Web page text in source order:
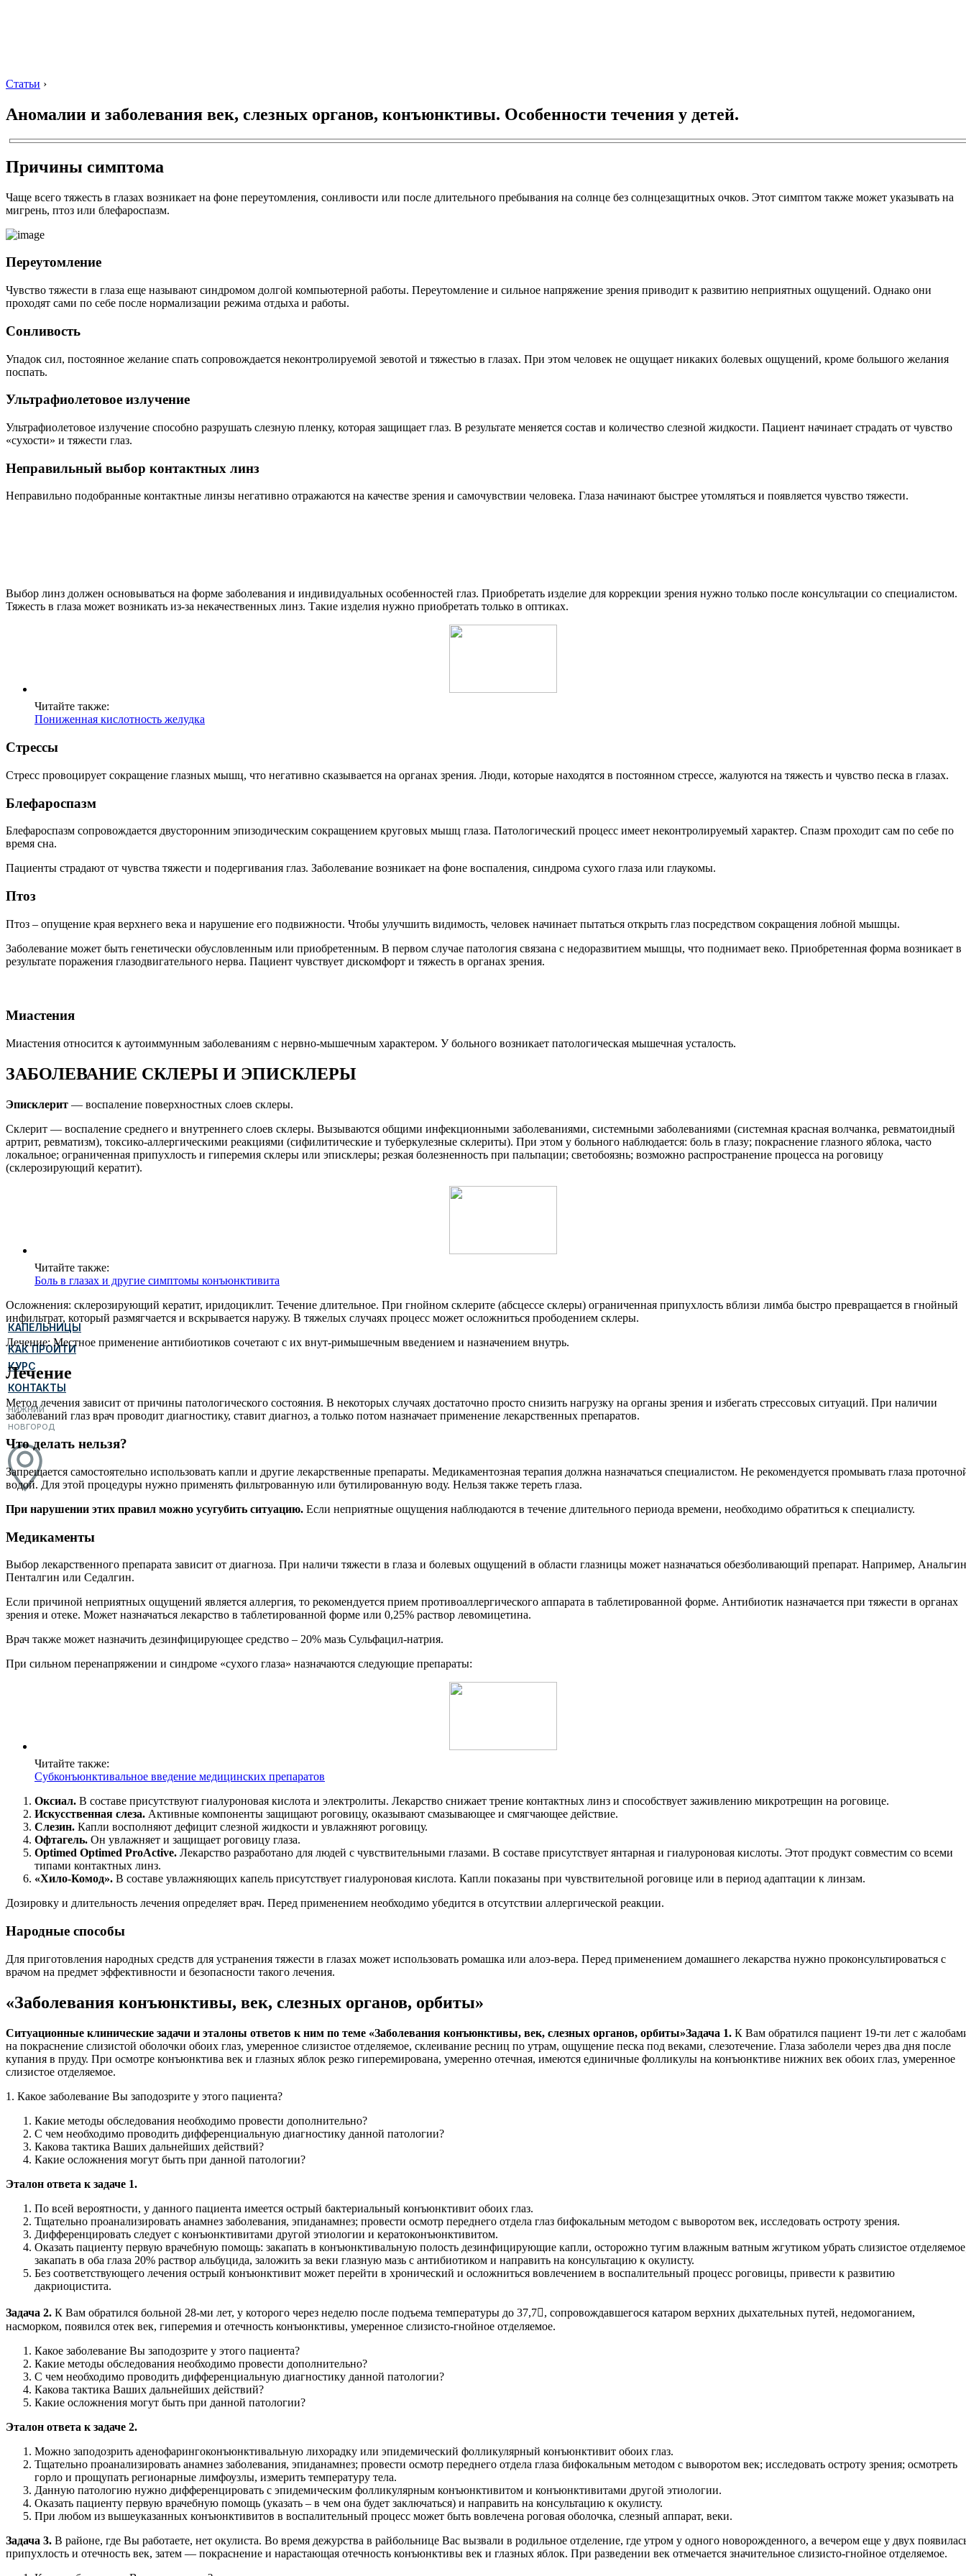
КАПЕЛЬНИЦЫ
КАК ПРОЙТИ
КУРС
КОНТАКТЫ
НИЖНИЙ
НОВГОРОД
Статьи ›
Аномалии и заболевания век, слезных органов, конъюнктивы. Особенности течения у детей.
Причины симптома
Чаще всего тяжесть в глазах возникает на фоне переутомления, сонливости или после длительного пребывания на солнце без солнцезащитных очков. Этот симптом также может указывать на
мигрень, птоз или блефароспазм.
Переутомление
Чувство тяжести в глаза еще называют синдромом долгой компьютерной работы. Переутомление и сильное напряжение зрения приводит к развитию неприятных ощущений. Однако они
проходят сами по себе после нормализации режима отдыха и работы.
Сонливость
Упадок сил, постоянное желание спать сопровождается неконтролируемой зевотой и тяжестью в глазах. При этом человек не ощущает никаких болевых ощущений, кроме большого желания
поспать.
Ультрафиолетовое излучение
Ультрафиолетовое излучение способно разрушать слезную пленку, которая защищает глаз. В результате меняется состав и количество слезной жидкости. Пациент начинает страдать от чувство
«сухости» и тяжести глаз.
Неправильный выбор контактных линз
Неправильно подобранные контактные линзы негативно отражаются на качестве зрения и самочувствии человека. Глаза начинают быстрее утомляться и появляется чувство тяжести.
Выбор линз должен основываться на форме заболевания и индивидуальных особенностей глаз. Приобретать изделие для коррекции зрения нужно только после консультации со специалистом.
Тяжесть в глаза может возникать из-за некачественных линз. Такие изделия нужно приобретать только в оптиках.
Читайте также:
Пониженная кислотность желудка
Стрессы
Стресс провоцирует сокращение глазных мышц, что негативно сказывается на органах зрения. Люди, которые находятся в постоянном стрессе, жалуются на тяжесть и чувство песка в глазах.
Блефароспазм
Блефароспазм сопровождается двусторонним эпизодическим сокращением круговых мышц глаза. Патологический процесс имеет неконтролируемый характер. Спазм проходит сам по себе по
время сна.
Пациенты страдают от чувства тяжести и подергивания глаз. Заболевание возникает на фоне воспаления, синдрома сухого глаза или глаукомы.
Птоз
Птоз – опущение края верхнего века и нарушение его подвижности. Чтобы улучшить видимость, человек начинает пытаться открыть глаз посредством сокращения лобной мышцы.
Заболевание может быть генетически обусловленным или приобретенным. В первом случае патология связана с недоразвитием мышцы, что поднимает веко. Приобретенная форма возникает в
результате поражения глазодвигательного нерва. Пациент чувствует дискомфорт и тяжесть в органах зрения.
Миастения
Миастения относится к аутоиммунным заболеваниям с нервно-мышечным характером. У больного возникает патологическая мышечная усталость.
ЗАБОЛЕВАНИЕ СКЛЕРЫ И ЭПИСКЛЕРЫ
Эписклерит — воспаление поверхностных слоев склеры.
Склерит — воспаление среднего и внутреннего слоев склеры. Вызываются общими инфекционными заболеваниями, системными заболеваниями (системная красная волчанка, ревматоидный
артрит, ревматизм), токсико-аллергическими реакциями (сифилитические и туберкулезные склериты). При этом у больного наблюдается: боль в глазу; покраснение глазного яблока, часто
локальное; ограниченная припухлость и гиперемия склеры или эписклеры; резкая болезненность при пальпации; светобоязнь; возможно распространение процесса на роговицу
(склерозирующий кератит).
Читайте также:
Боль в глазах и другие симптомы конъюнктивита
Осложнения: склерозирующий кератит, иридоциклит. Течение длительное. При гнойном склерите (абсцессе склеры) ограниченная припухлость вблизи лимба быстро превращается в гнойный
инфильтрат, который размягчается и вскрывается наружу. В тяжелых случаях процесс может осложниться прободением склеры.
Лечение: Местное применение антибиотиков сочетают с их внут-римышечным введением и назначением внутрь.
Лечение
Метод лечения зависит от причины патологического состояния. В некоторых случаях достаточно просто снизить нагрузку на органы зрения и избегать стрессовых ситуаций. При наличии
заболеваний глаз врач проводит диагностику, ставит диагноз, а только потом назначает применение лекарственных препаратов.
Что делать нельзя?
Запрещается самостоятельно использовать капли и другие лекарственные препараты. Медикаментозная терапия должна назначаться специалистом. Не рекомендуется промывать глаза
водой. Для этой процедуры нужно применять фильтрованную или бутилированную воду. Нельзя также тереть глаза.
При нарушении этих правил можно усугубить ситуацию. Если неприятные ощущения наблюдаются в течение длительного периода времени, необходимо обратиться к специалисту.
Медикаменты
Выбор лекарственного препарата зависит от диагноза. При наличи тяжести в глаза и болевых ощущений в области глазницы может назначаться обезболивающий препарат. Например,
Пенталгин или Седалгин.
Если причиной неприятных ощущений является аллергия, то рекомендуется прием противоаллергического аппарата в таблетированной форме. Антибиотик назначается при тяжести в органах
зрения и отеке. Может назначаться лекарство в таблетированной форме или 0,25% раствор левомицетина.
Врач также может назначить дезинфицирующее средство – 20% мазь Сульфацил-натрия.
При сильном перенапряжении и синдроме «сухого глаза» назначаются следующие препараты:
Читайте также:
Субконъюнктивальное введение медицинских препаратов
Оксиал. В составе присутствуют гиалуроновая кислота и электролиты. Лекарство снижает трение контактных линз и способствует заживлению микротрещин на роговице.
Искусственная слеза. Активные компоненты защищают роговицу, оказывают смазывающее и смягчающее действие.
Слезин. Капли восполняют дефицит слезной жидкости и увлажняют роговицу.
Офтагель. Он увлажняет и защищает роговицу глаза.
Optimed Optimed ProActive. Лекарство разработано для людей с чувствительными глазами. В составе присутствует янтарная и гиалуроновая кислоты. Этот продукт совместим со всеми
типами контактных линз.
«Хило-Комод». В составе увлажняющих капель присутствует гиалуроновая кислота. Капли показаны при чувствительной роговице или в период адаптации к линзам.
Дозировку и длительность лечения определяет врач. Перед применением необходимо убедится в отсутствии аллергической реакции.
Народные способы
Для приготовления народных средств для устранения тяжести в глазах может использовать ромашка или алоэ-вера. Перед применением домашнего лекарства нужно проконсультироваться с
врачом на предмет эффективности и безопасности такого лечения.
«Заболевания конъюнктивы, век, слезных органов, орбиты»
Ситуационные клинические задачи и эталоны ответов к ним по теме «Заболевания конъюнктивы, век, слезных органов, орбиты»Задача 1. К Вам обратился пациент 19-ти лет с
на покраснение слизистой оболочки обоих глаз, умеренное слизистое отделяемое, склеивание ресниц по утрам, ощущение песка под веками, слезотечение. Глаза заболели через два дня после
купания в пруду. При осмотре конъюнктива век и глазных яблок резко гиперемирована, умеренно отечная, имеются единичные фолликулы на конъюнктиве нижних век обоих глаз, умеренное
слизистое отделяемое.
1. Какое заболевание Вы заподозрите у этого пациента?
Какие методы обследования необходимо провести дополнительно?
С чем необходимо проводить дифференциальную диагностику данной патологии?
Какова тактика Ваших дальнейших действий?
Какие осложнения могут быть при данной патологии?
Эталон ответа к задаче 1.
По всей вероятности, у данного пациента имеется острый бактериальный конъюнктивит обоих глаз.
Тщательно проанализировать анамнез заболевания, эпиданамнез; провести осмотр переднего отдела глаз бифокальным методом с выворотом век, исследовать остроту зрения.
Дифференцировать следует с конъюнктивитами другой этиологии и кератоконъюнктивитом.
Оказать пациенту первую врачебную помощь: закапать в конъюнктивальную полость дезинфицирующие капли, осторожно тугим влажным ватным жгутиком убрать слизистое
закапать в оба глаза 20% раствор альбуцида, заложить за веки глазную мазь с антибиотиком и направить на консультацию к окулисту.
Без соответствующего лечения острый конъюнктивит может перейти в хронический и осложниться вовлечением в воспалительный процесс роговицы, привести к развитию
дакриоцистита.
Задача 2. К Вам обратился больной 28-ми лет, у которого через неделю после подъема температуры до 37,7, сопровождавшегося катаром верхних дыхательных путей, недомоганием,
насморком, появился отек век, гиперемия и отечность конъюнктивы, умеренное слизисто-гнойное отделяемое.
Какое заболевание Вы заподозрите у этого пациента?
Какие методы обследования необходимо провести дополнительно?
С чем необходимо проводить дифференциальную диагностику данной патологии?
Какова тактика Ваших дальнейших действий?
Какие осложнения могут быть при данной патологии?
Эталон ответа к задаче 2.
Можно заподозрить аденофарингоконъюнктивальную лихорадку или эпидемический фолликулярный конъюнктивит обоих глаз.
Тщательно проанализировать анамнез заболевания, эпиданамнез; провести осмотр переднего отдела глаза бифокальным методом с выворотом век; исследовать остроту зрения; осмотреть
горло и прощупать регионарные лимфоузлы, измерить температуру тела.
Данную патологию нужно дифференцировать с эпидемическим фолликулярным конъюнктивитом и конъюнктивитами другой этиологии.
Оказать пациенту первую врачебную помощь (указать – в чем она будет заключаться) и направить на консультацию к окулисту.
При любом из вышеуказанных конъюнктивитов в воспалительный процесс может быть вовлечена роговая оболочка, слезный аппарат, веки.
Задача 3. В районе, где Вы работаете, нет окулиста. Во время дежурства в райбольнице Вас вызвали в родильное отделение, где утром у одного новорожденного, а вечером еще у двух
припухлость и отечность век, затем — покраснение и нарастающая отечность конъюнктивы век и глазных яблок. При разведении век отмечается значительное слизисто-гнойное отделяемое.